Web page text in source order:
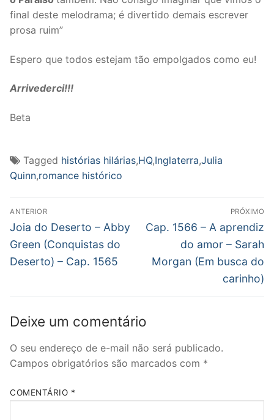
final deste melodrama; é divertido demais escrever
prosa ruim”
Espero que todos estejam tão empolgados como eu!
Arrivederci!!!
Beta
Tagged histórias hilárias,HQ,Inglaterra,Julia
Quinn,romance histórico
Navegação
de
Post
ANTERIOR
Post
anterior:
Joia do Deserto – Abby
Green (Conquistas do
Deserto) – Cap. 1565
PRÓXIMO
Próximo
Cap. 1566 – A aprendiz
do amor – Sarah
Morgan (Em busca do
carinho)
Deixe um comentário
O seu endereço de e-mail não será publicado.
Campos obrigatórios são marcados com *
COMENTÁRIO *